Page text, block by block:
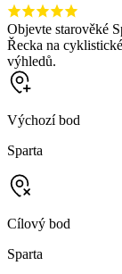
Objevte starověké
Řecka na
výhledů.
Výchozí bod
Sparta
Cílový bod
Sparta